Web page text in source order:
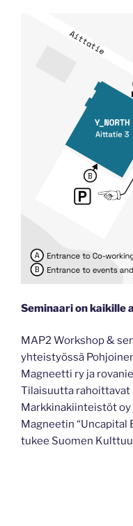
Seminaari on kaikille
MAP2 Workshop &
yhteistyössä
Magneetti ry ja
Tilaisuutta rahoittavat
Markkinakiinteistöt oy
Magneetin “Uncapital
tukee Suomen